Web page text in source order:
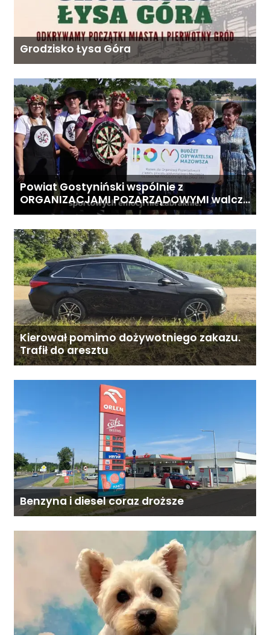
Grodzisko Łysa Góra
Powiat Gostyniński wspólnie z
ORGANIZACJAMI POZARZĄDOWYMI walczą
o środki z Budżetu Obywatelskiego
terenu!
Kierował pomimo dożywotniego zakazu.
Trafił do aresztu
Benzyna i diesel coraz droższe